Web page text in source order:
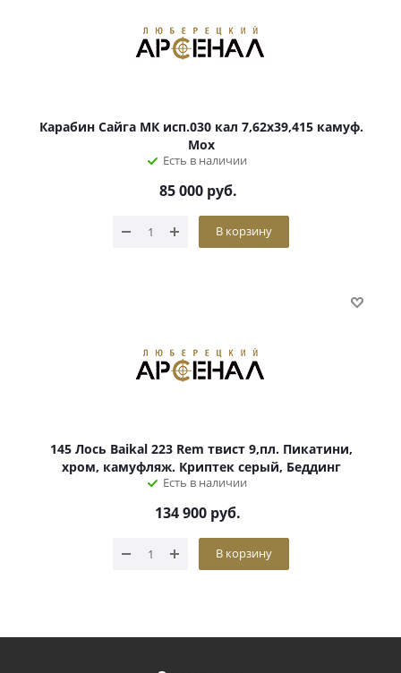
Карабин Сайга МК исп.030 кал 7,62х39,415 камуф.
Мох
Есть в наличии
85 000руб.
В корзину
145 Лось Baikal 223 Rem твист 9,пл. Пикатини,
хром, камуфляж. Криптек серый, Беддинг
Есть в наличии
134 900 руб.
В корзину